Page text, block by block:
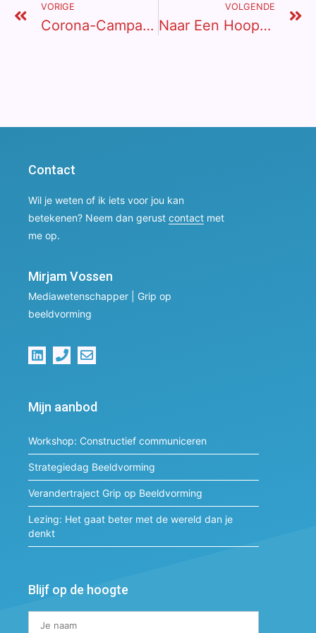
VORIGE
Corona-Campagnes Op De Snijtafel
VOLGENDE
Naar Een Hoopvol Verhaal Over Ontwikkelingssamenwerking
Contact
Wil je weten of ik iets voor jou kan
betekenen? Neem dan gerust contact met
me op.
Mirjam Vossen
Mediawetenschapper | Grip op
beeldvorming
Mijn aanbod
Workshop: Constructief communiceren
Strategiedag Beeldvorming
Verandertraject Grip op Beeldvorming
Lezing: Het gaat beter met de wereld dan je
denkt
Blijf op de hoogte